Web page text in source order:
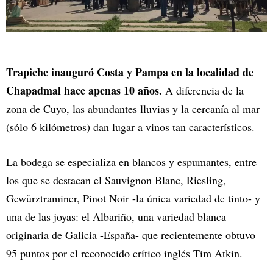
Trapiche inauguró Costa y Pampa en la localidad de
Chapadmal hace apenas 10 años. A diferencia de la
zona de Cuyo, las abundantes lluvias y la cercanía al mar
(sólo 6 kilómetros) dan lugar a vinos tan característicos.
La bodega se especializa en blancos y espumantes, entre
los que se destacan el Sauvignon Blanc, Riesling,
Gewürztraminer, Pinot Noir -la única variedad de tinto- y
una de las joyas: el Albariño, una variedad blanca
originaria de Galicia -España- que recientemente obtuvo
95 puntos por el reconocido crítico inglés Tim Atkin.